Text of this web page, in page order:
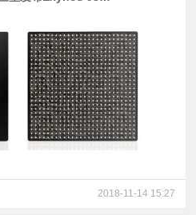
2018-11-14 15:27